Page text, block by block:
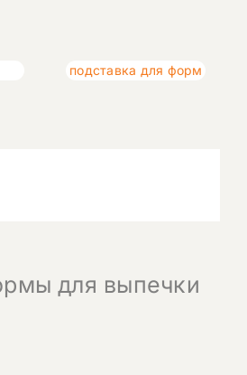
подставка для форм
для выпечки